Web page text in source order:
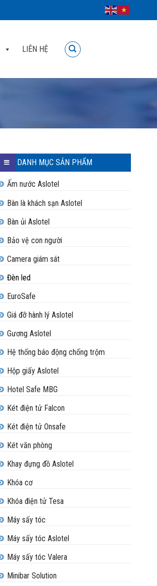
LIÊN HỆ
DANH MỤC SẢN PHẨM
Ấm nước Aslotel
Bàn là khách sạn Aslotel
Bàn ủi Aslotel
Bảo vệ con người
Camera giám sát
Đèn led
EuroSafe
Giá đỡ hành lý Aslotel
Gương Aslotel
Hệ thống báo động chống trộm
Hộp giấy Aslotel
Hotel Safe MBG
Két điện tử Falcon
Két điện tử Onsafe
Két văn phòng
Khay đựng đồ Aslotel
Khóa cơ
Khóa điện tử Tesa
Máy sấy tóc
Máy sấy tóc Aslotel
Máy sấy tóc Valera
Minibar Solution